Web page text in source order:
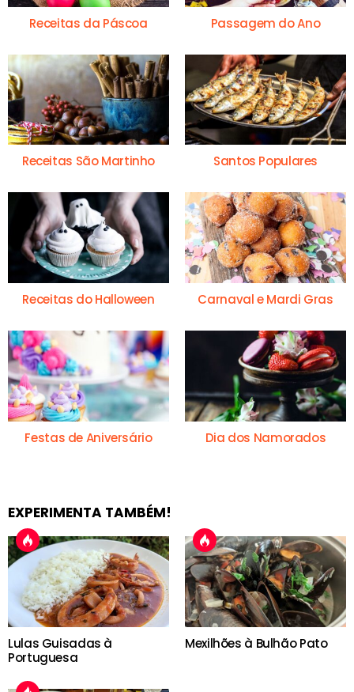
Receitas da Páscoa Passagem do Ano
Receitas São Martinho Santos Populares
Receitas do Halloween Carnaval e Mardi Gras
Festas de Aniversário Dia dos Namorados
EXPERIMENTA TAMBÉM!
Lulas Guisadas à
Portuguesa
Mexilhões à Bulhão Pato